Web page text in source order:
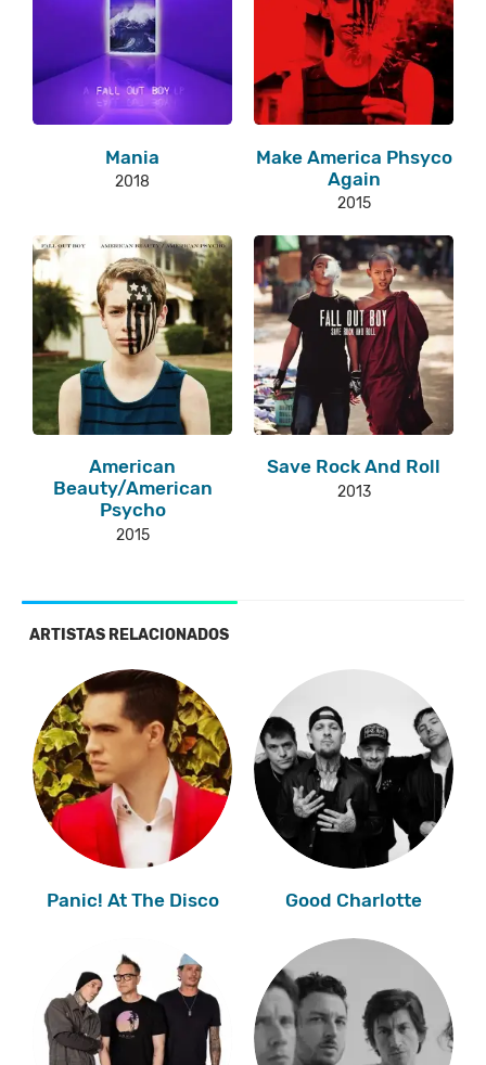
Mania
2018
Make America Phsyco
Again
2015
American
Beauty/American
Psycho
2015
Save Rock And Roll
2013
ARTISTAS RELACIONADOS
Panic! At The Disco Good Charlotte